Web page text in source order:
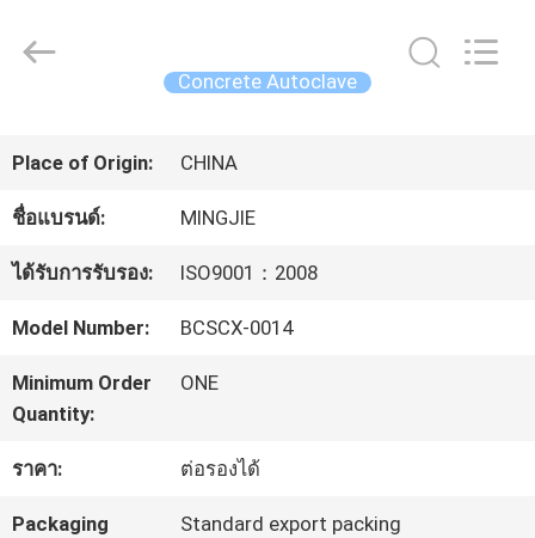
ผลิตภัณฑ์
เกี่ยว
กับ
เรา
ทัวร์
Autoclave
Online
Developed
ECER
Concrete Autoclave
Place of Origin: CHINA
ชื่อแบรนด์: MINGJIE
ได้รับการรับรอง: ISO9001：2008
Model Number: BCSCX-0014
Minimum Order
Quantity:
ONE
ราคา: ต่อรองได้
Packaging
Standard export packing